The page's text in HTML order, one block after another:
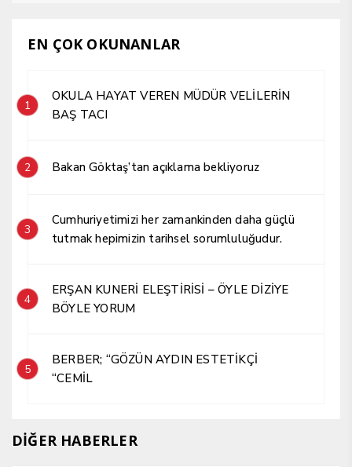
EN ÇOK OKUNANLAR
1
OKULA HAYAT VEREN MÜDÜR VELİLERİN
BAŞ TACI
2 Bakan Göktaş’tan açıklama bekliyoruz
3
Cumhuriyetimizi her zamankinden daha güçlü
tutmak hepimizin tarihsel sorumluluğudur.
4
ERŞAN KUNERİ ELEŞTİRİSİ – ÖYLE DİZİYE
BÖYLE YORUM
5
BERBER; “GÖZÜN AYDIN ESTETİKÇİ
“CEMİL
DİĞER HABERLER